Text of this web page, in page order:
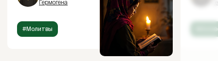
Гермогена
#Молитвы